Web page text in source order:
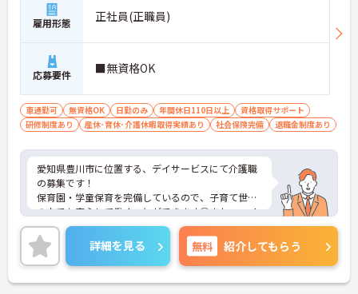
雇用形態 正社員(正職員)
応募要件 ■無資格OK
車通勤可 無資格OK 日勤のみ 年間休日110日以上
資格取得サポート
研修制度あり
産休･育休･介護休暇取得実績あり 社会保険完備 退職金制度あり
愛知県豊川市に位置する、デイサービスにて介護職
の募集です！
保育園・学童保育を完備しているので、子育て世代
の方でも安心して働くことができます◎また、マイ
カー通勤可能なので通勤らくらくです♪
ご興味のある方には、面接対策ポイントなど、さら
に詳細をお話しいたしますのでお気軽にご相談くだ
さい！
詳細を見る 無料 紹介してもらう